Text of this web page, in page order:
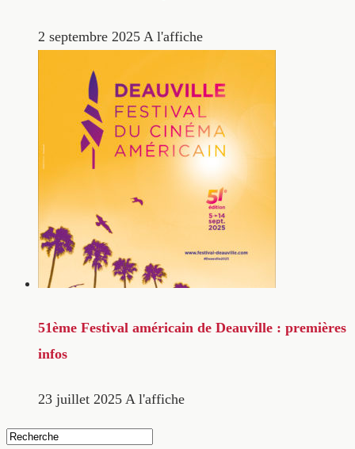
2 septembre 2025 A l'affiche
51ème Festival américain de Deauville : premières
infos
23 juillet 2025 A l'affiche